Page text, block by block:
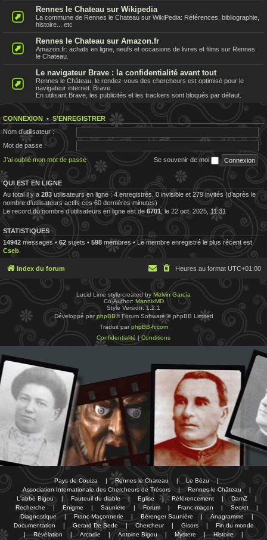
Rennes le Chateau sur Wikipedia
La commune de Rennes le Chateau sur WikiPedia: Références, bibliographie,
histoire... etc
Rennes le Chateau sur Amazon.fr
Amazon.fr: achats en ligne, neufs et occasions de livres et films sur Rennes
le Chateau.
Le navigateur Brave : la confidentialité avant tout
Rennes le Château, le rendez-vous des chercheurs est optimisé pour le
navigateur internet: Brave
En utilisant Brave, les publicités et les trackers sont bloqués par défaut.
CONNEXION •S’ENREGISTRER
Nom d’utilisateur :
Mot de passe :
J’ai oublié mon mot de passe
Se souvenir de moi
QUI EST EN LIGNE
Au total il y a 283utilisateurs en ligne : 4 enregistrés, 0 invisible et 279 invités (d’après le
nombre d’utilisateurs actifs ces 60 dernières minutes)
Le record du nombre d’utilisateurs en ligne est de6701, le 22 oct. 2025, 11:31
STATISTIQUES
14942 messages •62 sujets • 598 membres • Le membre enregistré le plus récent est
Cseb
Index du forum Heures au format UTC+01:00
Lucid Lime style created by Melvin García
Co-Author: MannixMD
Style Version: 1.2.1
Développé parphpBB® Forum Software © phpBB Limited
Traduit parphpBB-fr.com
Confidentialité |Conditions
Pays de Couiza | Rennes le Chateau | Le Bézu
|
Association Internationale des Chercheurs de Trésors
| Rennes-le-Château
|
L'abbé Bigou
| Fauteuil du diable | Eglise | Référencement | DamZ
|
Recherche
| Enigme | Sauniere | Forum | Franc-maçon | Secret
|
Diagnostique
| Franc-Maçonnerie | Bérenger Saunière | Anagramme
|
Documentation
| Gerard De Sede | Chercheur | Gisors |
Fin du monde
|
Révélation | Arcadie | Antoine Bigou | Mystere | Histoire |